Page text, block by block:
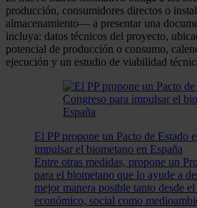
producción, consumidores directos o
almacenamiento— a presentar una
incluya: datos técnicos del proyecto,
potencial de producción o consumo,
ejecución y un estudio de viabilidad
El PP propone un Pacto de Estado
impulsar el biometano en España
Entre otras medidas, propone un
para el biometano que lo ayude a
mejor manera posible tanto desde
económico, social como